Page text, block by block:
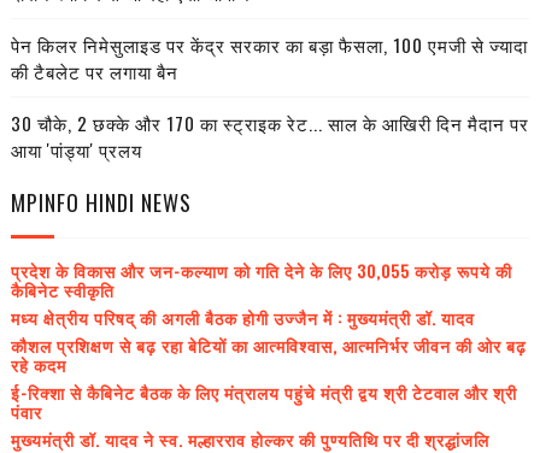
पेन किलर निमेसुलाइड पर केंद्र सरकार का बड़ा फैसला, 100 एमजी से ज्यादा
की टैबलेट पर लगाया बैन
30 चौके, 2 छक्के और 170 का स्ट्राइक रेट... साल के आखिरी दिन मैदान पर
आया 'पांड्या' प्रलय
MPINFO HINDI NEWS
प्रदेश के विकास और जन-कल्याण को गति देने के लिए 30,055 करोड़ रूपये की
कैबिनेट स्वीकृति
मध्य क्षेत्रीय परिषद् की अगली बैठक होगी उज्जैन में : मुख्यमंत्री डॉ. यादव
कौशल प्रशिक्षण से बढ़ रहा बेटियों का आत्मविश्वास, आत्मनिर्भर जीवन की ओर बढ़
रहे कदम
ई-रिक्शा से कैबिनेट बैठक के लिए मंत्रालय पहुंचे मंत्री द्वय श्री टेटवाल और श्री
पंवार
मुख्यमंत्री डॉ. यादव ने स्व. मल्हारराव होल्कर की पुण्यतिथि पर दी श्रद्धांजलि